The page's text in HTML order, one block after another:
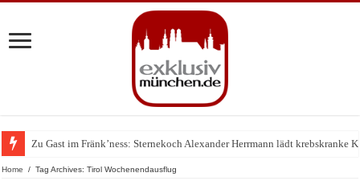
Zu Gast im Fränk’ness: Sternekoch Alexander Herrmann lädt krebskranke
Warum München gerade zum Treffpunkt der Lingerie-Branche wurde
Home / Tag Archives: Tirol Wochenendausflug